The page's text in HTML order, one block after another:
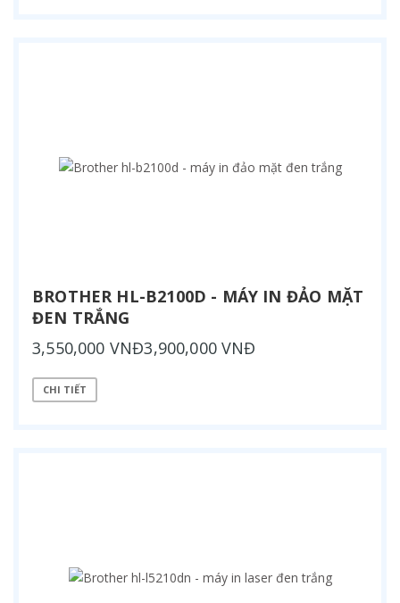
BROTHER HL-B2100D - MÁY IN ĐẢO MẶT
ĐEN TRẮNG
3,550,000 VNĐ3,900,000 VNĐ
CHI TIẾT